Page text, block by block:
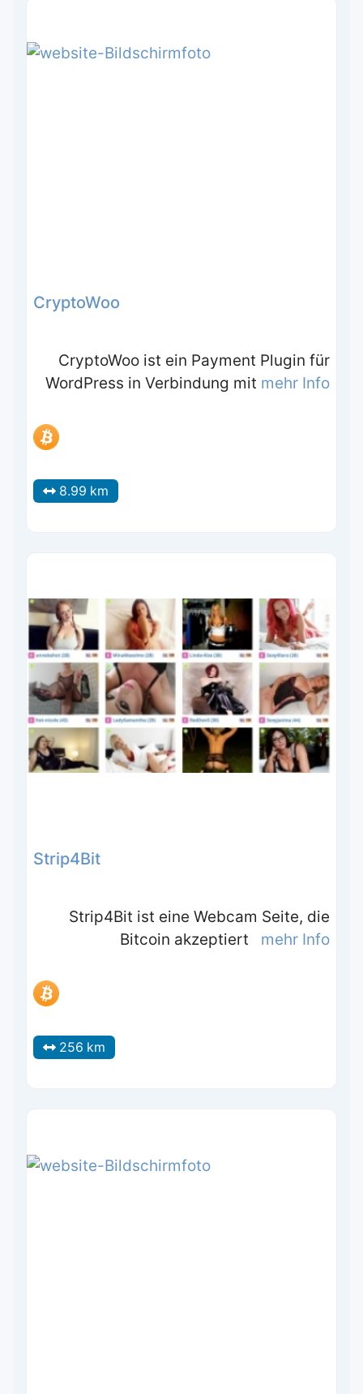
CryptoWoo
CryptoWoo ist ein Payment Plugin für
WordPress in Verbindung mit mehr Info
8.99 km
Strip4Bit
Strip4Bit ist eine Webcam Seite, die
Bitcoin akzeptiert mehr Info
256 km